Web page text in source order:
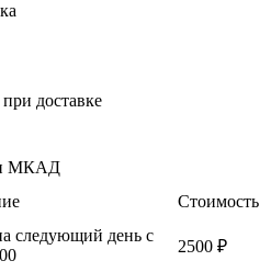
доставке
МКАД
Стоимость
следующий день с
2500 ₽